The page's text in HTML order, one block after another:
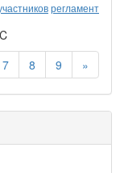
регламент
7 8 9 »